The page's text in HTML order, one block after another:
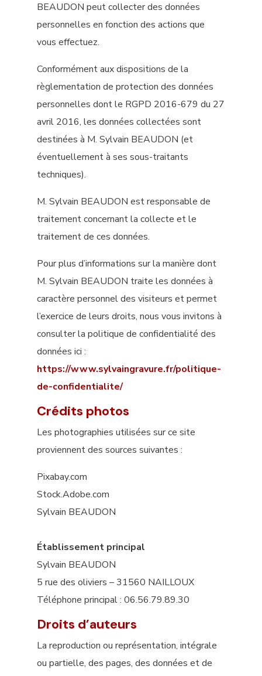
BEAUDON peut collecter des données
personnelles en fonction des actions que
vous effectuez.
Conformément aux dispositions de la
règlementation de protection des données
personnelles dont le RGPD 2016-679 du 27
avril 2016, les données collectées sont
destinées à M. Sylvain BEAUDON (et
éventuellement à ses sous-traitants
techniques).
M. Sylvain BEAUDON est responsable de
traitement concernant la collecte et le
traitement de ces données.
Pour plus d’informations sur la manière dont
M. Sylvain BEAUDON traite les données à
caractère personnel des visiteurs et permet
l’exercice de leurs droits, nous vous invitons à
consulter la politique de confidentialité des
données ici :
https://www.sylvaingravure.fr/politique-
de-confidentialite/
Crédits photos
Les photographies utilisées sur ce site
proviennent des sources suivantes :
Pixabay.com
Stock.Adobe.com
Sylvain BEAUDON
Établissement principal
Sylvain BEAUDON
5 rue des oliviers – 31560 NAILLOUX
Téléphone principal : 06.56.79.89.30
Droits d’auteurs
La reproduction ou représentation, intégrale
ou partielle, des pages, des données et de